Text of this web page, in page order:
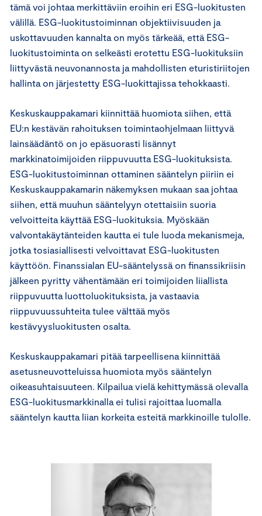
tämä voi johtaa merkittäviin eroihin eri ESG-luokitusten
välillä. ESG-luokitustoiminnan objektiivisuuden ja
uskottavuuden kannalta on myös tärkeää, että ESG-
luokitustoiminta on selkeästi erotettu ESG-luokituksiin
liittyvästä neuvonannosta ja mahdollisten eturistiriitojen
hallinta on järjestetty ESG-luokittajissa tehokkaasti.
Keskuskauppakamari kiinnittää huomiota siihen, että
EU:n kestävän rahoituksen toimintaohjelmaan liittyvä
lainsäädäntö on jo epäsuorasti lisännyt
markkinatoimijoiden riippuvuutta ESG-luokituksista.
ESG-luokitustoiminnan ottaminen sääntelyn piiriin ei
Keskuskauppakamarin näkemyksen mukaan saa johtaa
siihen, että muuhun sääntelyyn otettaisiin suoria
velvoitteita käyttää ESG-luokituksia. Myöskään
valvontakäytänteiden kautta ei tule luoda mekanismeja,
jotka tosiasiallisesti velvoittavat ESG-luokitusten
käyttöön. Finanssialan EU-sääntelyssä on finanssikriisin
jälkeen pyritty vähentämään eri toimijoiden liiallista
riippuvuutta luottoluokituksista, ja vastaavia
riippuvuussuhteita tulee välttää myös
kestävyysluokitusten osalta.
Keskuskauppakamari pitää tarpeellisena kiinnittää
asetusneuvotteluissa huomiota myös sääntelyn
oikeasuhtaisuuteen. Kilpailua vielä kehittymässä olevalla
ESG-luokitusmarkkinalla ei tulisi rajoittaa luomalla
sääntelyn kautta liian korkeita esteitä markkinoille tulolle.